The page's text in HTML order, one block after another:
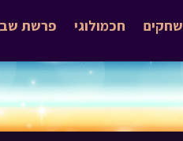
פרשת חכמולוגי